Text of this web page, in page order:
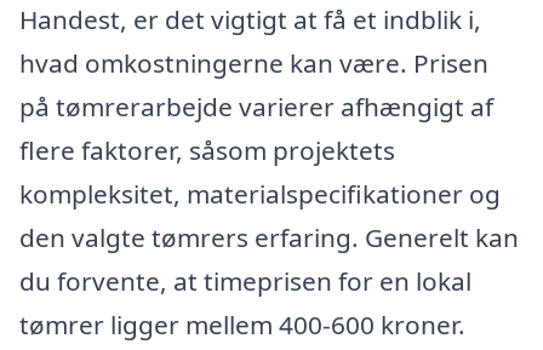
Handest, er det vigtigt at få et indblik i,
hvad omkostningerne kan være. Prisen
på tømrerarbejde varierer afhængigt af
flere faktorer, såsom projektets
kompleksitet, materialspecifikationer og
den valgte tømrers erfaring. Generelt kan
du forvente, at timeprisen for en lokal
tømrer ligger mellem 400-600 kroner.